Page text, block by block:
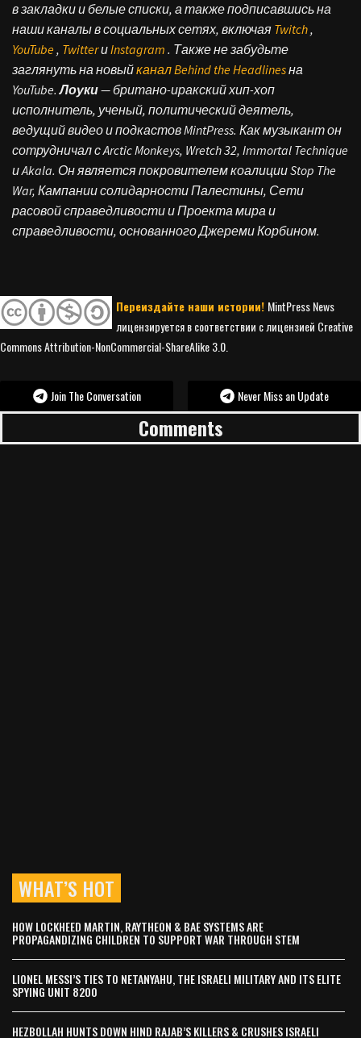
в закладки и белые списки, а также подписавшись на
наши каналы в социальных сетях, включая Twitch,
YouTube, TwitterиInstagram . Также не забудьте
заглянуть на новыйканал Behind the Headlinesна
YouTube. Лоуки— британо-иракский хип-хоп
исполнитель, ученый, политический деятель,
ведущий видео и подкастов MintPress. Как музыкант он
сотрудничал с Arctic Monkeys, Wretch 32, Immortal Technique
и Akala. Он является покровителем коалиции Stop The
War, Кампании солидарности Палестины, Сети
расовой справедливости и Проекта мира и
справедливости, основанного Джереми Корбином.
Переиздайте наши истории! MintPress News
лицензируется в соответствии с лицензией Creative
Commons Attribution-NonCommercial-ShareAlike 3.0.
Join The Conversation Never Miss an Update
Comments
WHAT’S HOT
HOW LOCKHEED MARTIN, RAYTHEON & BAE SYSTEMS ARE
PROPAGANDIZING CHILDREN TO SUPPORT WAR THROUGH STEM
LIONEL MESSI’S TIES TO NETANYAHU, THE ISRAELI MILITARY AND ITS ELITE
SPYING UNIT 8200
HEZBOLLAH HUNTS DOWN HIND RAJAB’S KILLERS & CRUSHES ISRAELI